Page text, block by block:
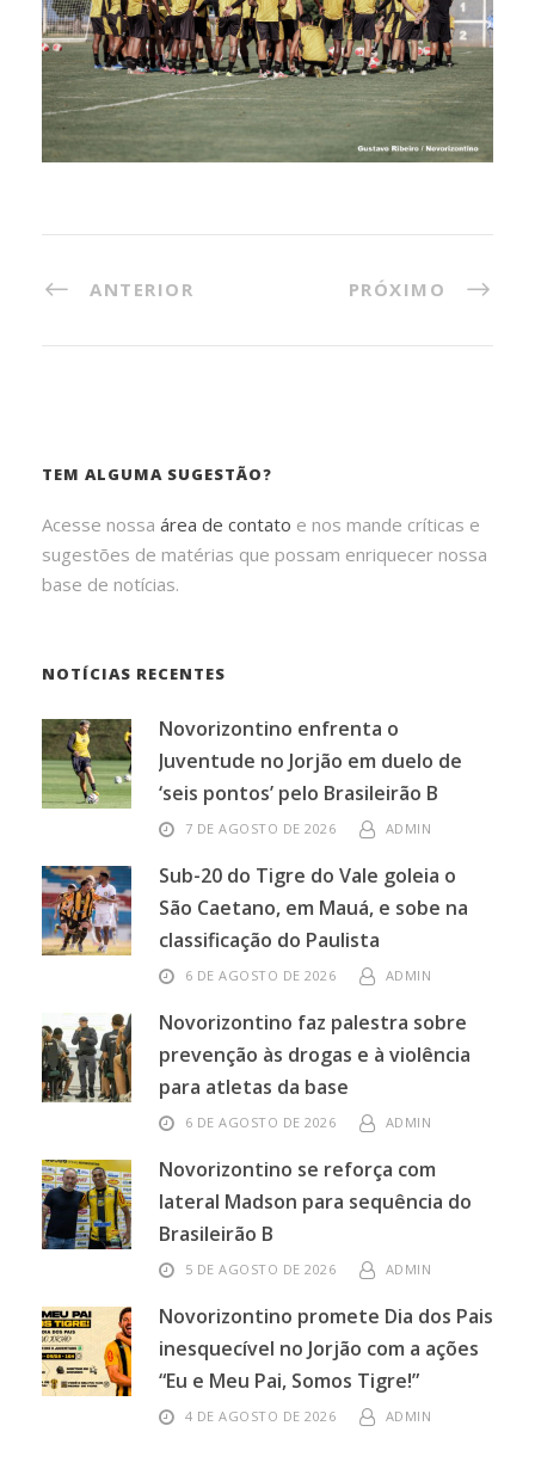
ANTERIOR PRÓXIMO
TEM ALGUMA SUGESTÃO?
Acesse nossa área de contato e nos mande críticas e
sugestões de matérias que possam enriquecer nossa
base de notícias.
NOTÍCIAS RECENTES
Novorizontino enfrenta o
Juventude no Jorjão em duelo de
‘seis pontos’ pelo Brasileirão B
7 DE AGOSTO DE 2026 ADMIN
Sub-20 do Tigre do Vale goleia o
São Caetano, em Mauá, e sobe na
classificação do Paulista
6 DE AGOSTO DE 2026 ADMIN
Novorizontino faz palestra sobre
prevenção às drogas e à violência
para atletas da base
6 DE AGOSTO DE 2026 ADMIN
Novorizontino se reforça com
lateral Madson para sequência do
Brasileirão B
5 DE AGOSTO DE 2026 ADMIN
Novorizontino promete Dia dos Pais
inesquecível no Jorjão com a ações
“Eu e Meu Pai, Somos Tigre!”
4 DE AGOSTO DE 2026 ADMIN